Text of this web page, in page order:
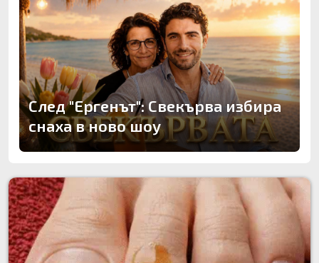
След "Ергенът": Свекърва избира
снаха в ново шоу